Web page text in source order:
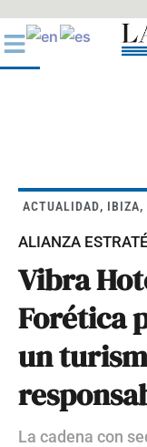
al
contenido
ACTUALIDAD, IBIZA,
ALIANZA
Vibra
Forética
un
La cadena con